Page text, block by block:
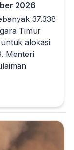
2026
37.338
Timur
alokasi
Menteri